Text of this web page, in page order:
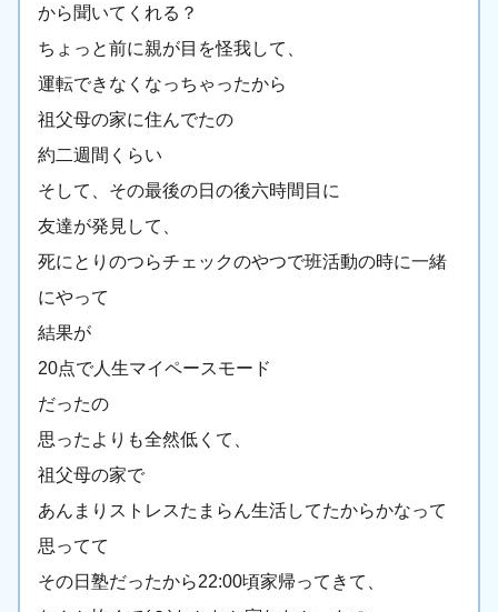
から聞いてくれる？
ちょっと前に親が目を怪我して、
運転できなくなっちゃったから
祖父母の家に住んでたの
約二週間くらい
そして、その最後の日の後六時間目に
友達が発見して、
死にとりのつらチェックのやつで班活動の時に一緒
にやって
結果が
20点で人生マイペースモード
だったの
思ったよりも全然低くて、
祖父母の家で
あんまりストレスたまらん生活してたからかなって
思ってて
その日塾だったから22:00頃家帰ってきて、